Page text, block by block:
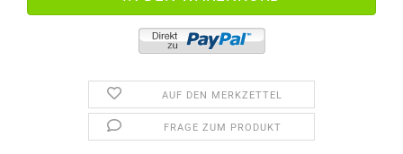
AUF DEN MERKZETTEL
FRAGE ZUM PRODUKT